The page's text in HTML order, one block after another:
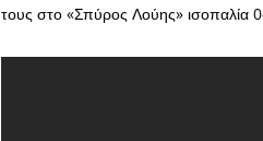
τους στο «Σπύρος Λούης» ισοπαλία